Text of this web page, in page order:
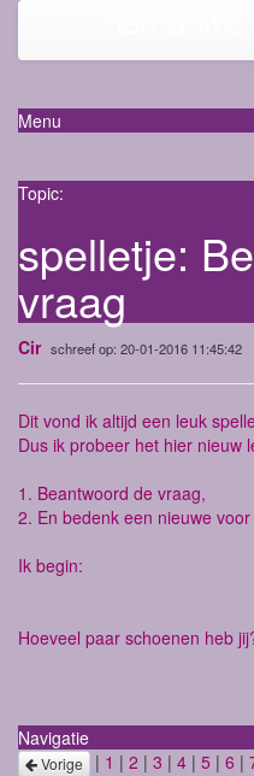
Menu
Topic:
spelletje:
vraag
Cir schreef op: 20-01-2016 11:45:42
Dit vond ik altijd een leuk
Dus ik probeer het hier nieuw
1. Beantwoord de vraag,
2. En bedenk een nieuwe
Ik begin:
Hoeveel paar schoenen heb
Navigatie
Vorige | 1 | 2 | 3 | 4 | 5 | 6 |